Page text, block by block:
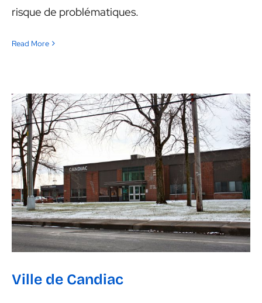
risque de problématiques.
Read More
Ville de Candiac
Ville de Candiac